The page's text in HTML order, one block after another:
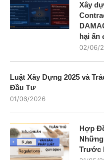
Xây
hại ấn
02/06/
Luật Xây Dựng 2025 và
Đầu Tư
01/06/2026
Hợp
Trước